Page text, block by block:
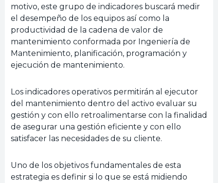
motivo, este grupo de indicadores buscará medir
el desempeño de los equipos así como la
productividad de la cadena de valor de
mantenimiento conformada por Ingeniería de
Mantenimiento, planificación, programación y
ejecución de mantenimiento.
Los indicadores operativos permitirán al ejecutor
del mantenimiento dentro del activo evaluar su
gestión y con ello retroalimentarse con la finalidad
de asegurar una gestión eficiente y con ello
satisfacer las necesidades de su cliente.
Uno de los objetivos fundamentales de esta
estrategia es definir si lo que se está midiendo